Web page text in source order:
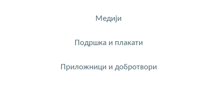
Медији
Подршка и плакати
Приложници и добротвори